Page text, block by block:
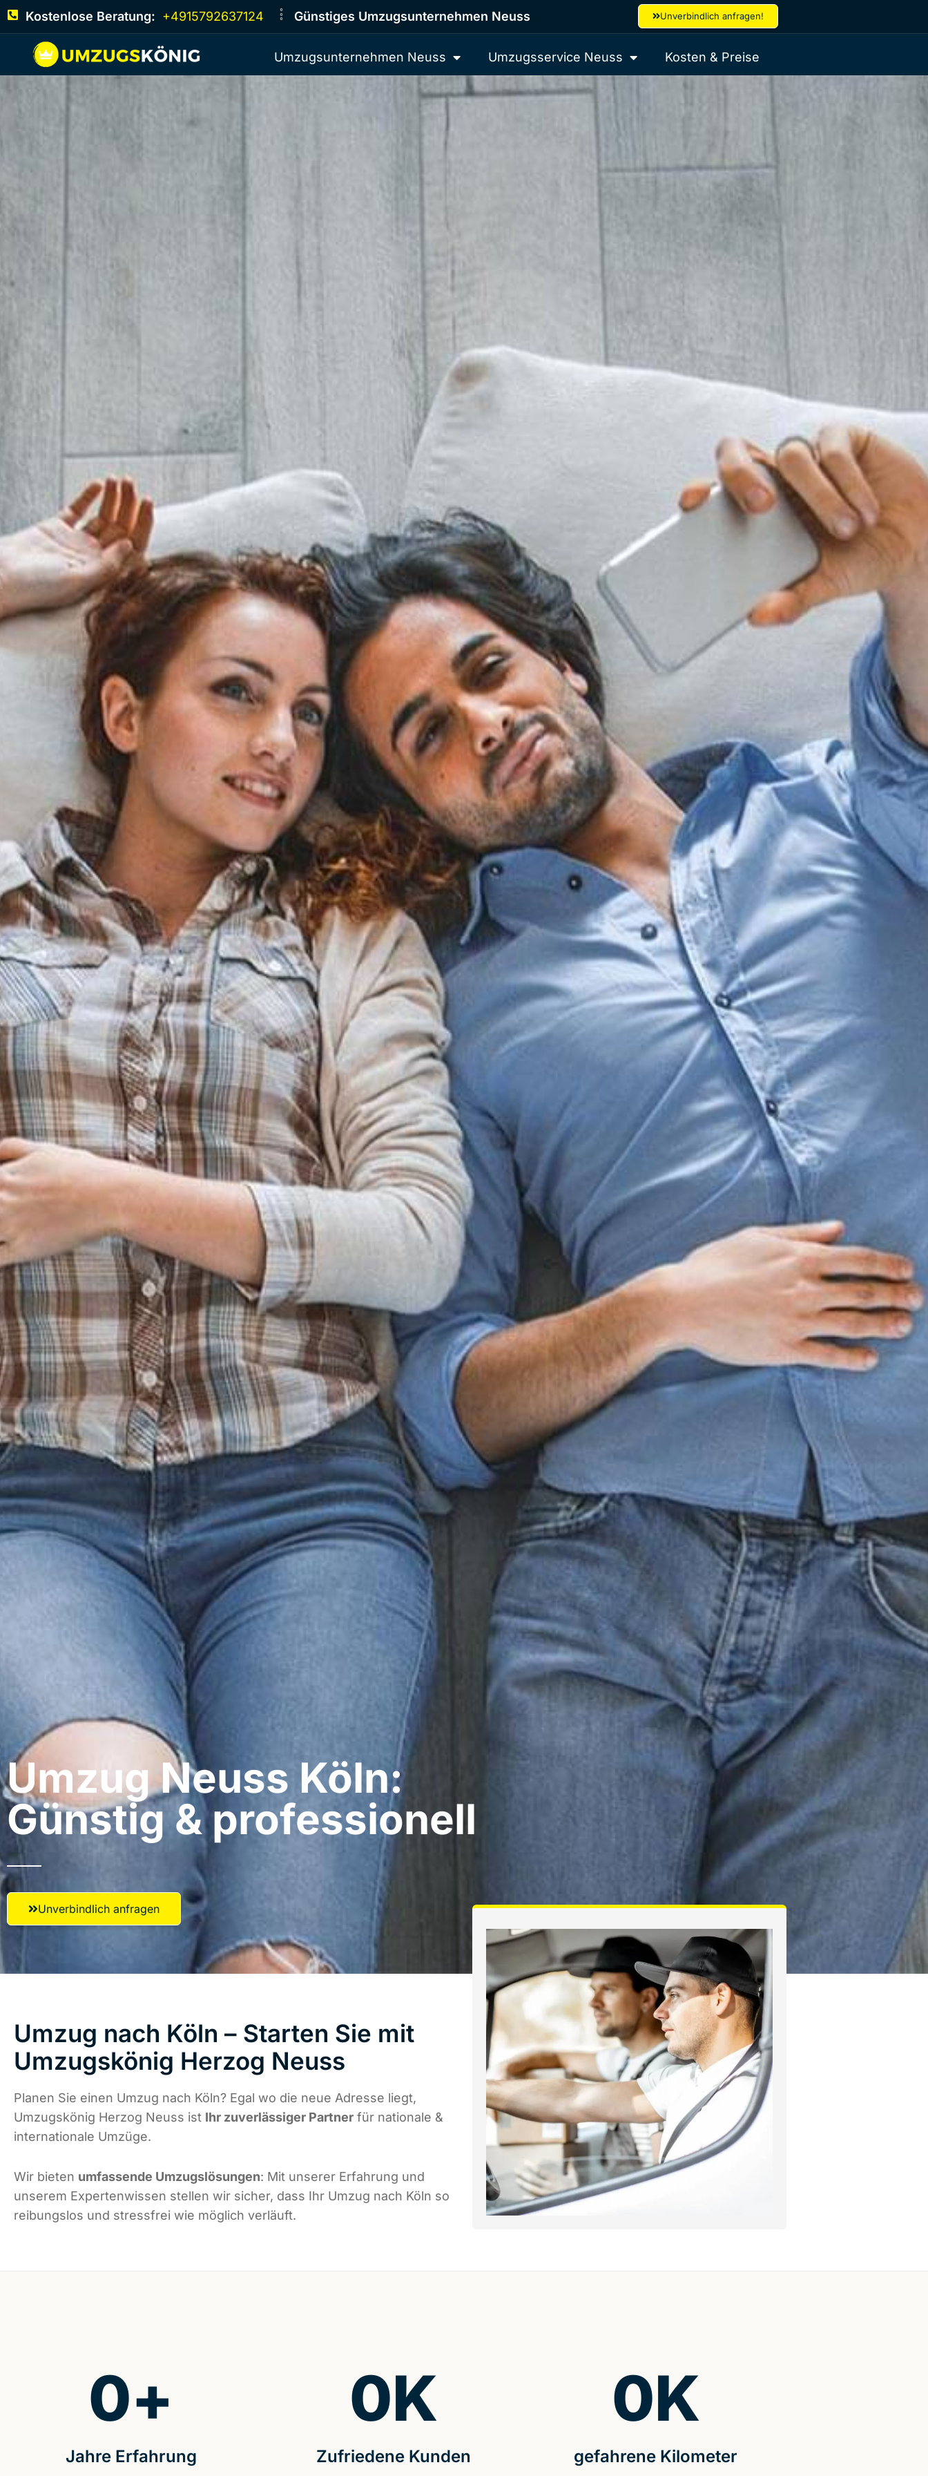
Kostenlose Beratung: +4915792637124 Günstiges Umzugsunternehmen Neuss Unverbindlich anfragen!
Umzugsunternehmen Neuss Umzugsservice Neuss Kosten & Preise
Umzug Neuss​ Köln:
Günstig & professionell​
Unverbindlich anfragen
Umzug nach Köln – Starten Sie mit
Umzugskönig Herzog Neuss
Planen Sie einen Umzug nach Köln? Egal wo die neue Adresse liegt,
Umzugskönig Herzog Neuss ist Ihr zuverlässiger Partner für nationale &
internationale Umzüge.
Wir bieten umfassende Umzugslösungen: Mit unserer Erfahrung und
unserem Expertenwissen stellen wir sicher, dass Ihr Umzug nach Köln so
reibungslos und stressfrei wie möglich verläuft.
Jahre Erfahrung
0+
Zufriedene Kunden
0K
gefahrene Kilometer
0K